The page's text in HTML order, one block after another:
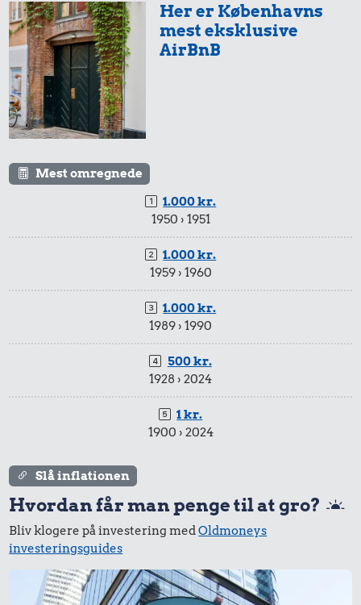
Her er Københavns
mest eksklusive
AirBnB
Mest omregnede
1.000 kr.
1950 › 1951
1.000 kr.
1959 › 1960
1.000 kr.
1989 › 1990
500 kr.
1928 › 2024
1 kr.
1900 › 2024
Slå inflationen
Hvordan får man penge til at gro?
Bliv klogere på investering medOldmoneys
investeringsguides